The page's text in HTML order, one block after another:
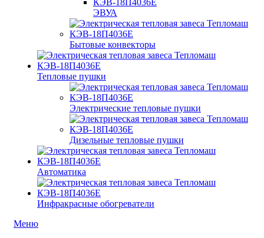
ЭВУА
Бытовые конвекторы
Тепловые пушки
Электрические тепловые пушки
Дизельные тепловые пушки
Автоматика
Инфракрасные обогреватели
Меню